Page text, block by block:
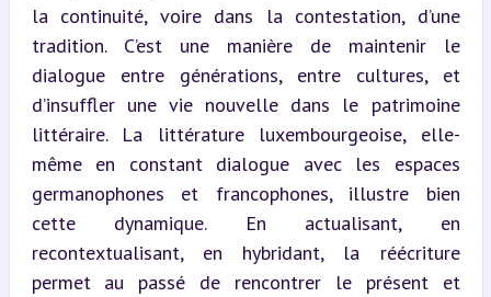
la continuité, voire dans la contestation, d’une
tradition. C’est une manière de maintenir le
dialogue entre générations, entre cultures, et
d’insuffler une vie nouvelle dans le patrimoine
littéraire. La littérature luxembourgeoise, elle-
même en constant dialogue avec les espaces
germanophones et francophones, illustre bien
cette dynamique. En actualisant, en
recontextualisant, en hybridant, la réécriture
permet au passé de rencontrer le présent et